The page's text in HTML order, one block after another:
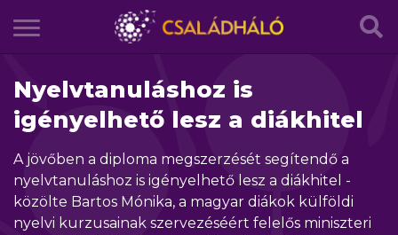
Nyelvtanuláshoz is
igényelhető lesz a diákhitel
A jövőben a diploma megszerzését segítendő a
nyelvtanuláshoz is igényelhető lesz a diákhitel -
közölte Bartos Mónika, a magyar diákok külföldi
nyelvi kurzusainak szervezéséért felelős miniszteri